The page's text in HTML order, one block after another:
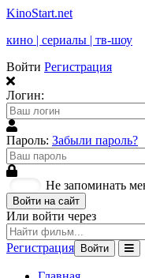
KinoStart.net
кино | сериалы | тв-шоу
Войти Регистрация
Логин:
Пароль: Забыли пароль?
Не запоминать
Войти на сайт
Или войти через
Регистрация Войти